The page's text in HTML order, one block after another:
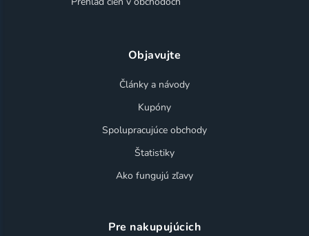
Objavujte
Články a návody
Kupóny
Spolupracujúce obchody
Štatistiky
Ako fungujú zľavy
Pre nakupujúcich